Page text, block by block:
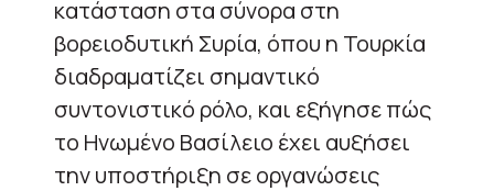
κατάσταση στα σύνορα στη
βορειοδυτική Συρία, όπου η Τουρκία
διαδραματίζει σημαντικό
συντονιστικό ρόλο, και εξήγησε πώς
το Ηνωμένο Βασίλειο έχει αυξήσει
την υποστήριξη σε οργανώσεις